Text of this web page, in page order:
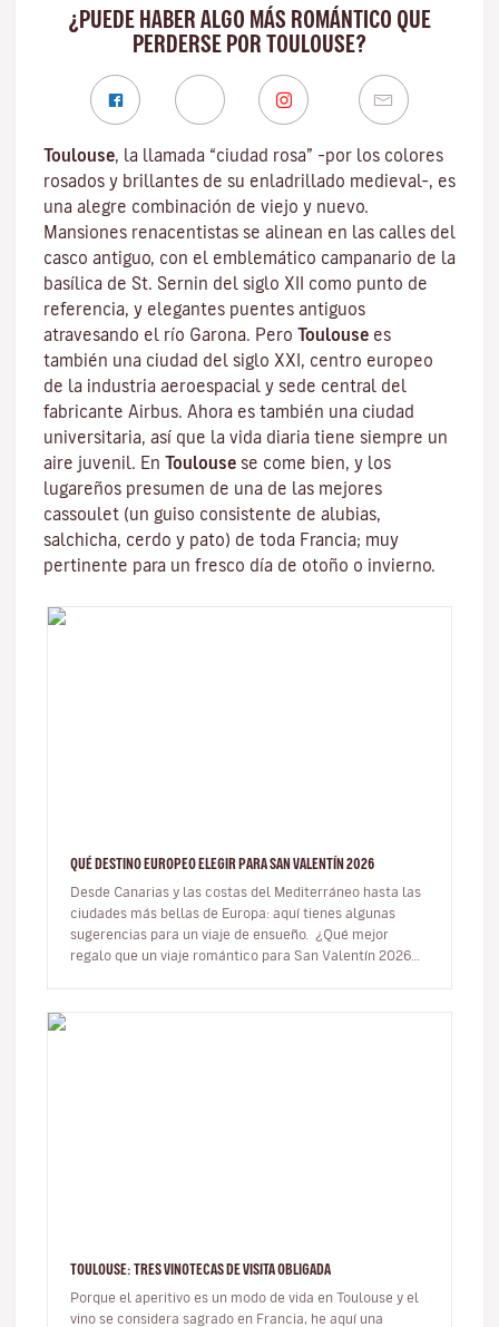
¿PUEDE HABER ALGO MÁS ROMÁNTICO QUE
PERDERSE POR TOULOUSE?
Toulouse, la llamada “ciudad rosa” –por los colores
rosados y brillantes de su enladrillado medieval–, es
una alegre combinación de viejo y nuevo.
Mansiones renacentistas se alinean en las calles del
casco antiguo, con el emblemático campanario de la
basílica de St. Sernin del siglo XII como punto de
referencia, y elegantes puentes antiguos
atravesando el río Garona. Pero Toulouse es
también una ciudad del siglo XXI, centro europeo
de la industria aeroespacial y sede central del
fabricante Airbus. Ahora es también una ciudad
universitaria, así que la vida diaria tiene siempre un
aire juvenil. En Toulouse se come bien, y los
lugareños presumen de una de las mejores
cassoulet (un guiso consistente de alubias,
salchicha, cerdo y pato) de toda Francia; muy
pertinente para un fresco día de otoño o invierno.
QUÉ DESTINO EUROPEO ELEGIR PARA SAN VALENTÍN 2026
Desde Canarias y las costas del Mediterráneo hasta las
ciudades más bellas de Europa: aquí tienes algunas
sugerencias para un viaje de ensueño. ¿Qué mejor
regalo que un viaje romántico para San Valentín 2026?
TOULOUSE: TRES VINOTECAS DE VISITA OBLIGADA
Porque el aperitivo es un modo de vida en Toulouse y el
vino se considera sagrado en Francia, he aquí una